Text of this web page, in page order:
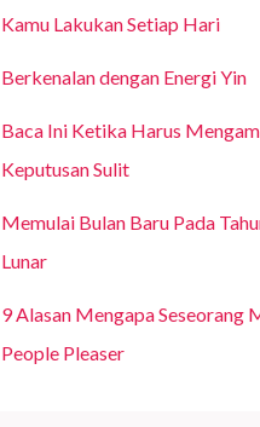
Kamu Lakukan Setiap Hari
Berkenalan dengan Energi Yin
Baca Ini Ketika Harus
Keputusan Sulit
Memulai Bulan Baru Pada
Lunar
9 Alasan Mengapa Seseorang
People Pleaser